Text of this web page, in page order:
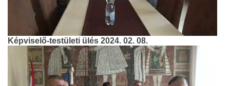
Képviselő-testületi ülés 2024. 02. 08.